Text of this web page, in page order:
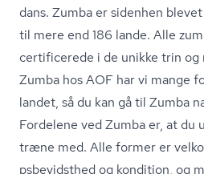
dans. Zumba er sidenhen
til mere end 186 lande. Alle
certificerede i de unikke trin
Zumba hos AOF har vi mange
landet, så du kan gå til Zumba
Fordelene ved Zumba er, at du
træne med. Alle former er
ps­be­vidst­hed og kondition, og